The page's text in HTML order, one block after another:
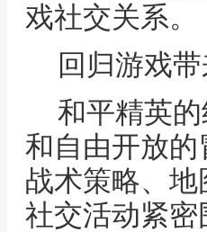
戏社交关系。
回归游戏
和平精英
和自由开放
战术策略、
社交活动紧